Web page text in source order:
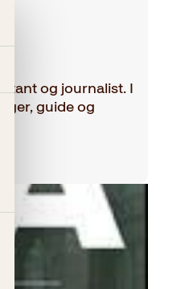
og journalist. I
guide og